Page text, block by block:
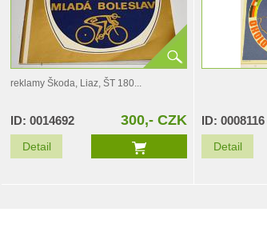
reklamy Škoda, Liaz, ŠT 180...
ID: 0014692 300,- CZK
Detail
ID: 0008116
Detail